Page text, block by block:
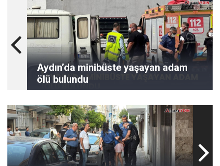
Aydın’da minibüste yaşayan adam
ölü bulundu